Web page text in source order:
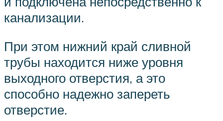
канализации.
При этом нижний край сливной
трубы находится ниже уровня
выходного отверстия, а это
способно надежно запереть
отверстие.